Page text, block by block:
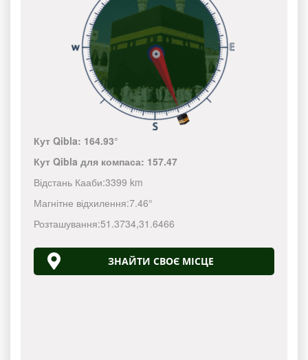
Кут Qibla: 164.93°
Кут Qibla для компаса: 157.47
Відстань Кааби:3399 km
Магнітне відхилення:7.46°
Розташування:51.3734,31.6466
ЗНАЙТИ СВОЄ МІСЦЕ